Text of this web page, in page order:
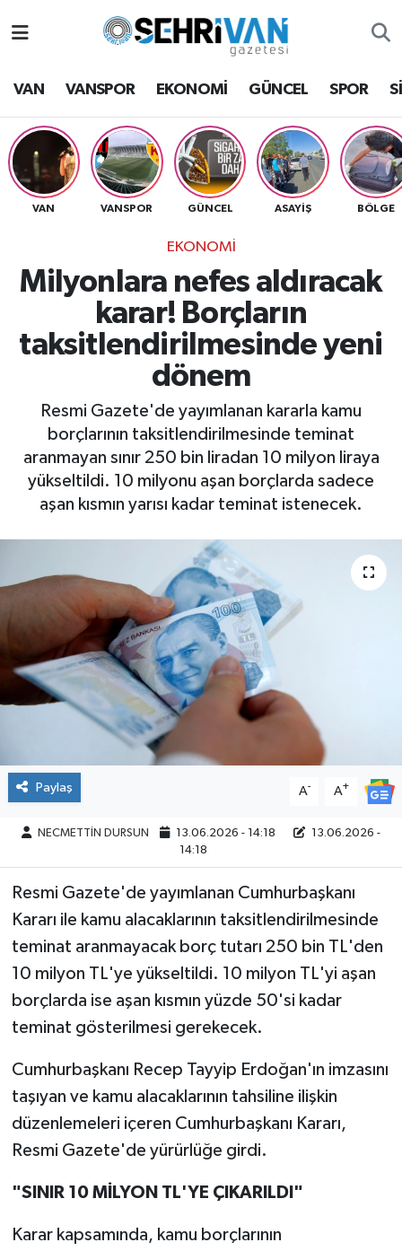
VAN VANSPOR EKONOMİ GÜNCEL SPOR
VAN VANSPOR GÜNCEL ASAYİŞ BÖLGE
EKONOMİ
Milyonlara nefes aldıracak
karar! Borçların
taksitlendirilmesinde yeni
dönem
Resmi Gazete'de yayımlanan kararla kamu
borçlarının taksitlendirilmesinde teminat
aranmayan sınır 250 bin liradan 10 milyon liraya
yükseltildi. 10 milyonu aşan borçlarda sadece
aşan kısmın yarısı kadar teminat istenecek.
Paylaş A- A+
NECMETTİN DURSUN 13.06.2026 - 14:18
13.06.2026 -
14:18
Resmi Gazete'de yayımlanan Cumhurbaşkanı
Kararı ile kamu alacaklarının taksitlendirilmesinde
teminat aranmayacak borç tutarı 250 bin TL'den
10 milyon TL'ye yükseltildi. 10 milyon TL'yi aşan
borçlarda ise aşan kısmın yüzde 50'si kadar
teminat gösterilmesi gerekecek.
Cumhurbaşkanı Recep Tayyip Erdoğan'ın imzasını
taşıyan ve kamu alacaklarının tahsiline ilişkin
düzenlemeleri içeren Cumhurbaşkanı Kararı,
Resmi Gazete'de yürürlüğe girdi.
"SINIR 10 MİLYON TL'YE ÇIKARILDI"
Karar kapsamında, kamu borçlarının
Van Hava Durumu
VAN Namaz Vakitleri
Van Trafik Yoğunluk Haritası
Süper Lig Puan Durumu ve Fikstür
Tüm Manşetler
Son Dakika Haberleri